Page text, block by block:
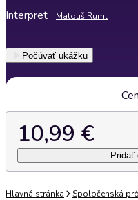
Interpret Matouš Ruml
Počúvať ukážku
10,99 €
Pridať
Hlavná stránka Spoločenská